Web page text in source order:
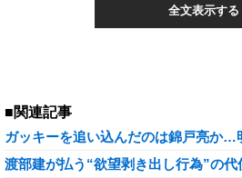
全文表示する
■関連記事
ガッキーを追い込んだのは錦戸亮か…
渡部建が払う“欲望剥き出し行為”の